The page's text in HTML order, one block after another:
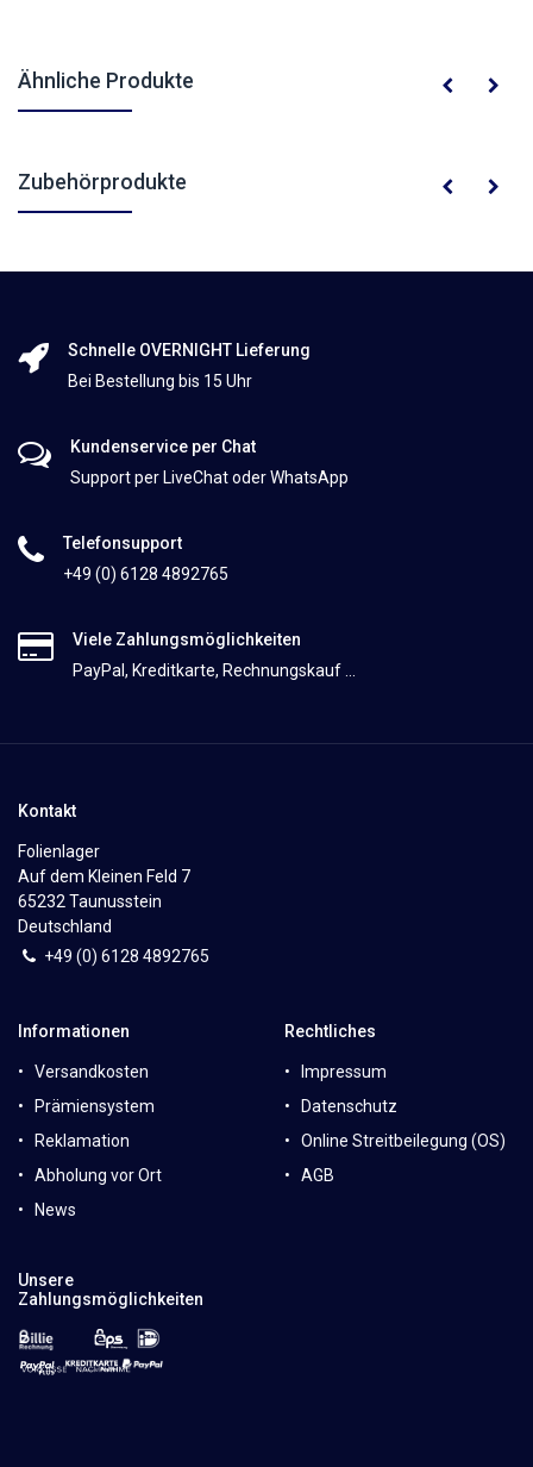
Ähnliche Produkte
Zubehörprodukte
Schnelle OVERNIGHT Lieferung
Bei Bestellung bis 15 Uhr
Kundenservice per Chat
Support per LiveChat oder WhatsApp
Telefonsupport
+49 (0) 6128 4892765
Viele Zahlungsmöglichkeiten
PayPal, Kreditkarte, Rechnungskauf ...
Kontakt
Folienlager
Auf dem Kleinen Feld 7
65232 Taunusstein
Deutschland
+49 (0) 6128 4892765
Informationen
Versandkosten
Prämiensystem
Reklamation
Abholung vor Ort
News
Rechtliches
Impressum
Datenschutz
Online Streitbeilegung (OS)
AGB
Unsere
Zahlungsmöglichkeiten